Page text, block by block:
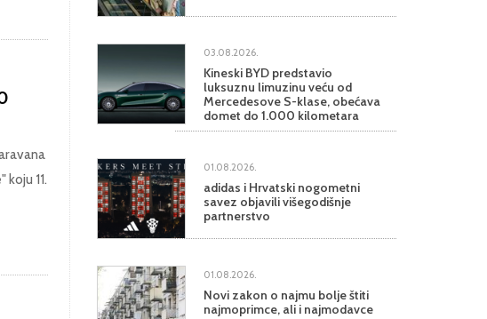
" koju 11.
03.08.2026.
Kineski BYD predstavio
luksuznu limuzinu veću od
Mercedesove S-klase, obećava
domet do 1.000 kilometara
01.08.2026.
adidas i Hrvatski nogometni
savez objavili višegodišnje
partnerstvo
01.08.2026.
Novi zakon o najmu bolje štiti
najmoprimce, ali i najmodavce